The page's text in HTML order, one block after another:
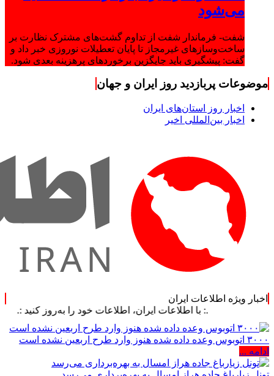
می‌شود
شفت- فرماندار شفت از تداوم گشت‌های مشترک نظارت بر
ساخت‌وسازهای غیرمجاز تا پایان تعطیلات نوروزی خبر داد و
گفت: پیشگیری باید جایگزین برخوردهای پرهزینه بعدی شود.
موضوعات پربازدید روز ایران و جهان
اخبار روز استان‌های ایران
اخبار بین‌المللی اخیر
اخبار ویژه اطلاعات ایران
.: با اطلاعات ایران، اطلاعات خود را به‌روز کنید :.
۳۰۰۰ اتوبوس وعده داده شده هنوز وارد طرح اربعین نشده است
ادامه ...